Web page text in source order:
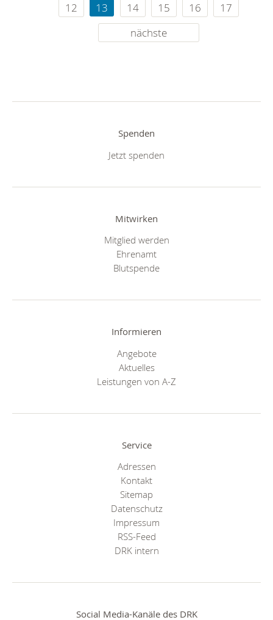
12
13 14 15 16
17
nächste
Spenden
Jetzt spenden
Mitwirken
Mitglied werden
Ehrenamt
Blutspende
Informieren
Angebote
Aktuelles
Leistungen von A-Z
Service
Adressen
Kontakt
Sitemap
Datenschutz
Impressum
RSS-Feed
DRK intern
Social Media-Kanäle des DRK